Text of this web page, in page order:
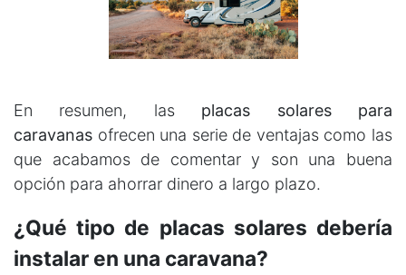
En resumen, las placas solares para
caravanas ofrecen una serie de ventajas como las
que acabamos de comentar y son una buena
opción para ahorrar dinero a largo plazo.
¿Qué tipo de placas solares debería
instalar en una caravana?